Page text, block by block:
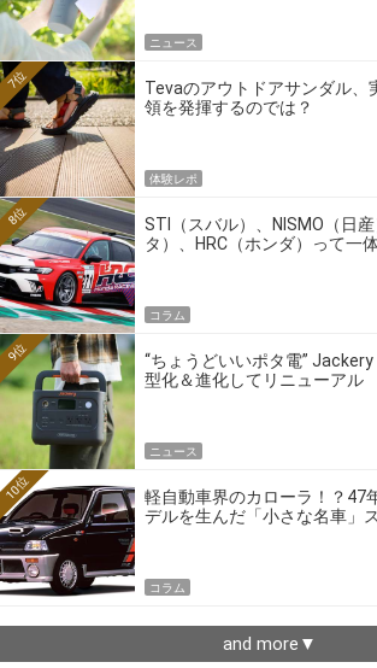
ニュース
Tevaのアウトドアサンダル、
領を発揮するのでは？
7位
体験レポ
STI（スバル）、NISMO（日産
タ）、HRC（ホンダ）って一
8位
コラム
“ちょうどいいポタ電”
型化＆進化してリニューアル
9位
ニュース
軽自動車界のカローラ！？47
デルを生んだ「小さな名車」
10位
コラム
and more▼